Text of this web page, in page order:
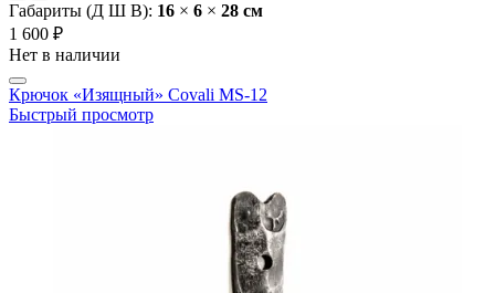
Габариты (Д Ш В): 16 × 6 × 28 cм
1 600 ₽
Нет в наличии
Крючок «Изящный» Covali MS-12
Быстрый просмотр